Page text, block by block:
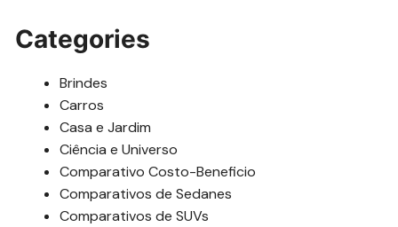
Categories
Brindes
Carros
Casa e Jardim
Ciência e Universo
Comparativo Costo-Beneficio
Comparativos de Sedanes
Comparativos de SUVs